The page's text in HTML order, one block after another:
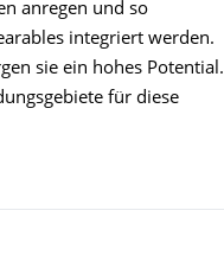
anregen und so
integriert werden.
sie ein hohes Potential.
für diese